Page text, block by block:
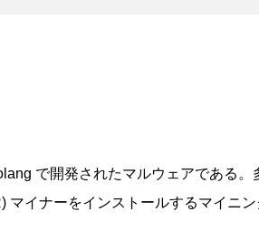
で開発されたマルウェアである
マイナーをインストールするマイニン